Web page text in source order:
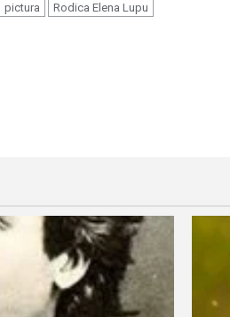
pictura Rodica Elena Lupu